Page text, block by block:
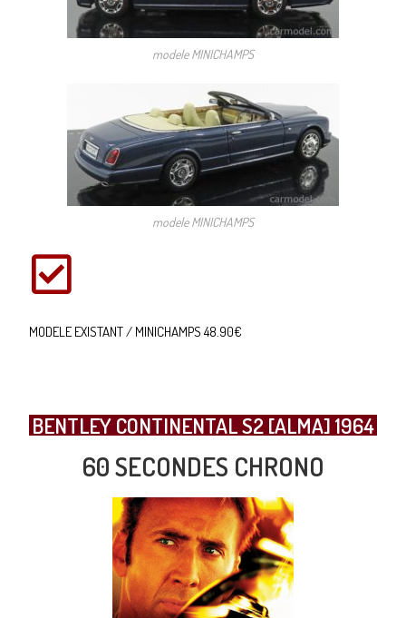
modele MINICHAMPS
modele MINICHAMPS
MODELE EXISTANT / MINICHAMPS 48.90€
BENTLEY CONTINENTAL S2 [ALMA] 1964
60 SECONDES CHRONO